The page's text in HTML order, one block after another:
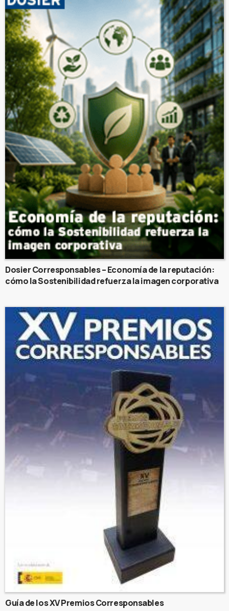
Dosier Corresponsables – Economía de la reputación:
cómo la Sostenibilidad refuerza la imagen corporativa
Guía de los XV Premios Corresponsables